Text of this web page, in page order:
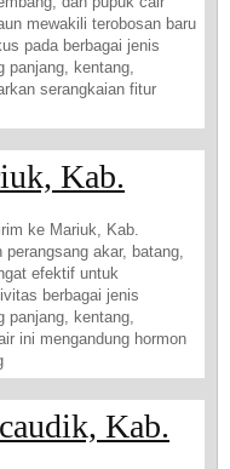
mewakili terobosan baru
pada berbagai jenis
panjang, kentang,
serangkaian fitur
Kab.
ke Mariuk, Kab.
akar, batang,
efektif untuk
berbagai jenis
panjang, kentang,
ini mengandung hormon
Kab.